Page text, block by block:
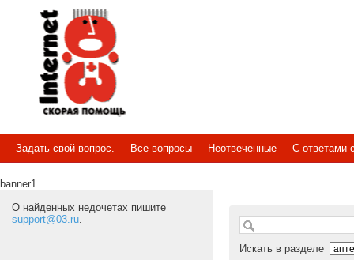
Internet
Скорая помощь
Задать свой вопрос. Все вопросы Неотвеченные С ответами
banner1
О найденных недочетах пишите
support@03.ru.
Искать в разделе